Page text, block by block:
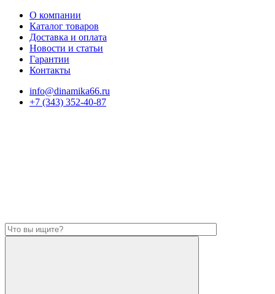
О компании
Каталог товаров
Доставка и оплата
Новости и статьи
Гарантии
Контакты
info@dinamika66.ru
+7 (343) 352-40-87